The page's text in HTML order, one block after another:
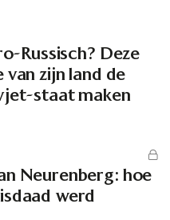
Russisch? Deze
zijn land de
staat maken
Neurenberg: hoe
werd